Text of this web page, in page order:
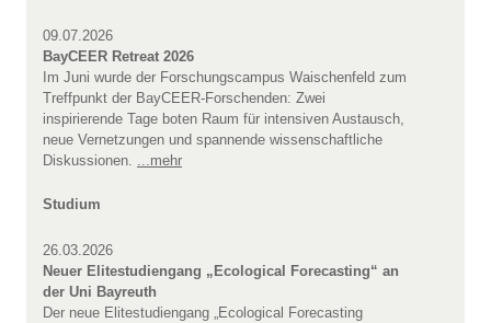
09.07.2026
BayCEER Retreat 2026
Im Juni wurde der Forschungscampus Waischenfeld zum
Treffpunkt der BayCEER-Forschenden: Zwei
inspirierende Tage boten Raum für intensiven Austausch,
neue Vernetzungen und spannende wissenschaftliche
Diskussionen.
...mehr
Studium
26.03.2026
Neuer Elitestudiengang „Ecological Forecasting“ an
der Uni Bayreuth
Der neue Elitestudiengang „Ecological Forecasting